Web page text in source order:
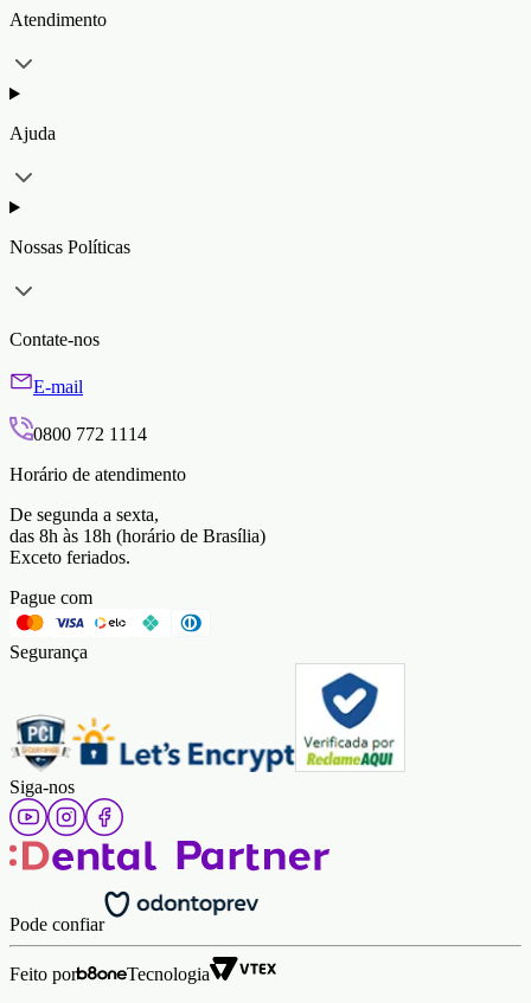
Atendimento
Ajuda
Nossas Políticas
Contate-nos
E-mail
0800 772 1114
Horário de atendimento
De segunda a sexta,
das 8h às 18h (horário de Brasília)
Exceto feriados.
Pague com
Segurança
Siga-nos
Pode confiar
Feito por
Tecnologia